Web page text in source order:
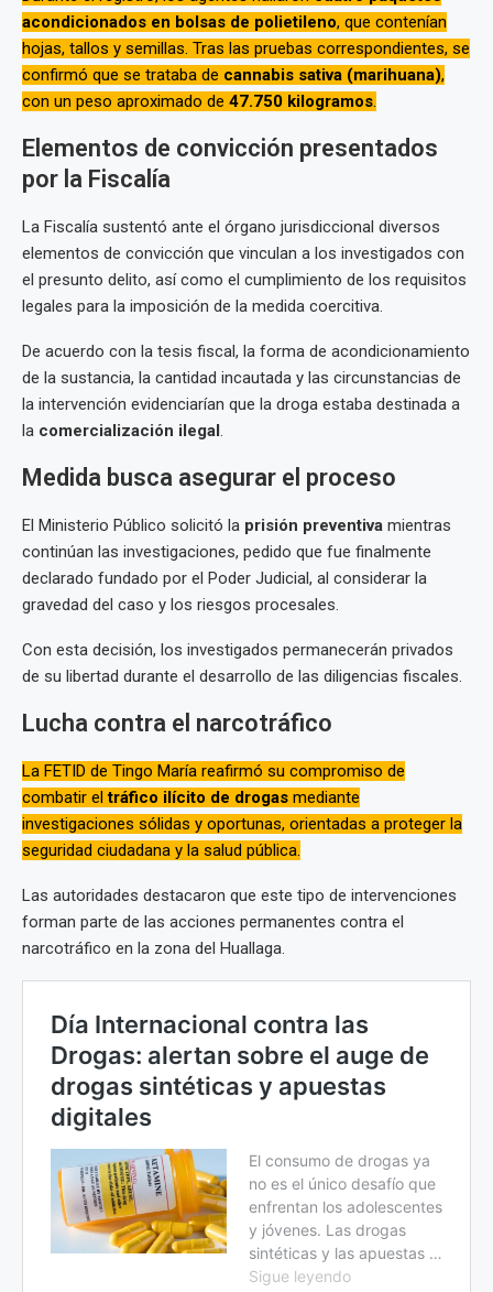
acondicionados en bolsas de polietileno, que contenían
hojas, tallos y semillas. Tras las pruebas correspondientes, se
confirmó que se trataba de cannabis sativa (marihuana),
con un peso aproximado de 47.750 kilogramos.
Elementos de convicción presentados
por la Fiscalía
La Fiscalía sustentó ante el órgano jurisdiccional diversos
elementos de convicción que vinculan a los investigados con
el presunto delito, así como el cumplimiento de los requisitos
legales para la imposición de la medida coercitiva.
De acuerdo con la tesis fiscal, la forma de acondicionamiento
de la sustancia, la cantidad incautada y las circunstancias de
la intervención evidenciarían que la droga estaba destinada a
la comercialización ilegal.
Medida busca asegurar el proceso
El Ministerio Público solicitó la prisión preventiva mientras
continúan las investigaciones, pedido que fue finalmente
declarado fundado por el Poder Judicial, al considerar la
gravedad del caso y los riesgos procesales.
Con esta decisión, los investigados permanecerán privados
de su libertad durante el desarrollo de las diligencias fiscales.
Lucha contra el narcotráfico
La FETID de Tingo María reafirmó su compromiso de
combatir eltráfico ilícito de drogas mediante
investigaciones sólidas y oportunas, orientadas a proteger la
seguridad ciudadana y la salud pública.
Las autoridades destacaron que este tipo de intervenciones
forman parte de las acciones permanentes contra el
narcotráfico en la zona del Huallaga.